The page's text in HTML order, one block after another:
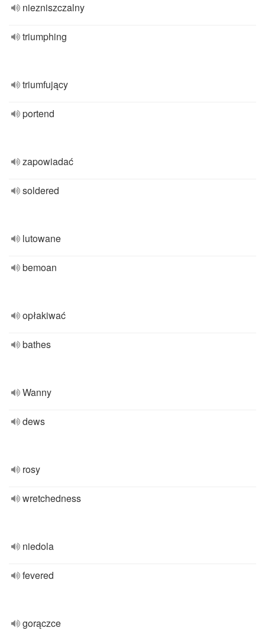
niezniszczalny
triumphing
triumfujący
portend
zapowiadać
soldered
lutowane
bemoan
opłakiwać
bathes
Wanny
dews
rosy
wretchedness
niedola
fevered
gorączce